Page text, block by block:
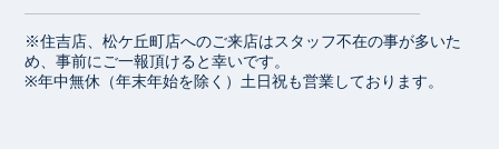
※住吉店、松ケ丘町店へのご来店はスタッフ不在の事が多いた
め、事前にご一報頂けると幸いです。
※年中無休（年末年始を除く）土日祝も営業しております。